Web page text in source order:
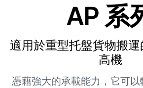
AP 系
適用於重型托盤貨物搬
高機
憑藉強大的承載能力，它可